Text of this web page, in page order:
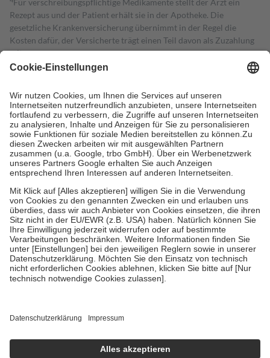
Für verschreibungspflichtige Medikamente stellt der Arzt ein
Rezept aus und der Patient erhält sie in der Apotheke. Die
gesetzliche Krankenversicherung übernimmt in der Regel die
Kosten dafür, der Versicherte trägt einen Teil davon als Zuzahlung
mit.
Grundsätzlich leisten Mitglieder Zuzahlungen in Höhe von zehn
höchstens zehn Euro.
Es sind jedoch nie mehr als die tatsächlichen
Kosten der Leistung zu entrichten.
Diese Regeln gelten grundsätzlich auch für Online-Apotheken.
Bei Heilmitteln und häuslicher Krankenpflege beträgt die
Zuzahlung zehn Prozent der Kosten sowie zehn Euro je
Verordnung.
Um das Engagement der Versicherten für ihre eigene Gesundheit zu
stärken und die besondere Stellung der Familie zu unterstützen,
fallenkeine Zuzahlungenan bei:
• Kindern und Jugendlichen bis zum vollendeten 18. Lebensjahr
mit Ausnahme der Fahrkosten
• Untersuchungen zur Vorsorge und Früherkennung, die von der
GKV getragen werden
• empfohlenen Schutzimpfungen
• Harn- und Blutteststreifen
getroffen, um sicherzustellen, dass es sich um echte Bewertungen
https://help.etrusted.com/hc/de/articles/4419944605341